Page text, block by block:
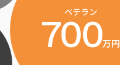
ベテラン
700万円